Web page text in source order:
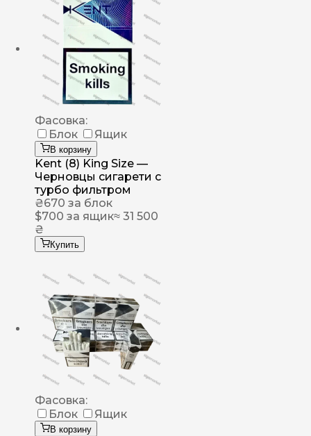
Фасовка:
Блок
Ящик
В корзину
Kent (8) King Size —
Черновцы сигарети с
турбо фильтром
₴670 за блок
$700 за ящик≈ 31 500
₴
Купить
Фасовка:
Блок
Ящик
В корзину